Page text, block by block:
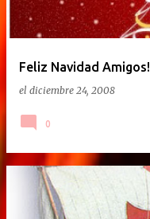
Feliz Navidad
el diciembre 24, 2008
0